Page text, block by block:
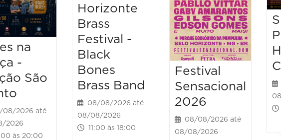
na
-
São
08/2026 até
2026
às 20:00
Horizonte
Brass
Festival -
Black
Bones
Brass Band
08/08/2026 até
08/08/2026
11:00 às 18:00
Festival
Sensacional
2026
08/08/2026 até
08/08/2026